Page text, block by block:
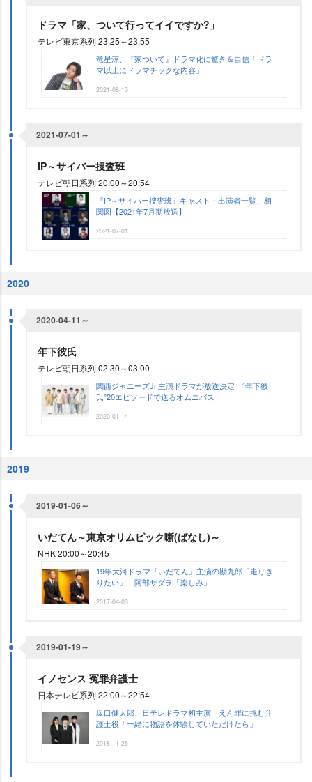
ドラマ「家、ついて行ってイイですか?」
テレビ東京系列 23:25～23:55
竜星涼、『家ついて』ドラマ化に驚き＆自信「ドラ
マ以上にドラマチックな内容」
2021-08-13
2021-07-01～
IP～サイバー捜査班
テレビ朝日系列 20:00～20:54
『IP～サイバー捜査班』キャスト・出演者一覧、相
関図【2021年7月期放送】
2021-07-01
2020
2020-04-11～
年下彼氏
テレビ朝日系列 02:30～03:00
関西ジャニーズJr.主演ドラマが放送決定 “年下彼
氏”20エピソードで送るオムニバス
2020-01-14
2019
2019-01-06～
いだてん～東京オリムピック噺(ばなし)～
NHK 20:00～20:45
19年大河ドラマ『いだてん』主演の勘九郎「走りき
りたい」 阿部サダヲ「楽しみ」
2017-04-03
2019-01-19～
イノセンス 冤罪弁護士
日本テレビ系列 22:00～22:54
坂口健太郎、日テレドラマ初主演 えん罪に挑む弁
護士役「一緒に物語を体験していただけたら」
2018-11-26